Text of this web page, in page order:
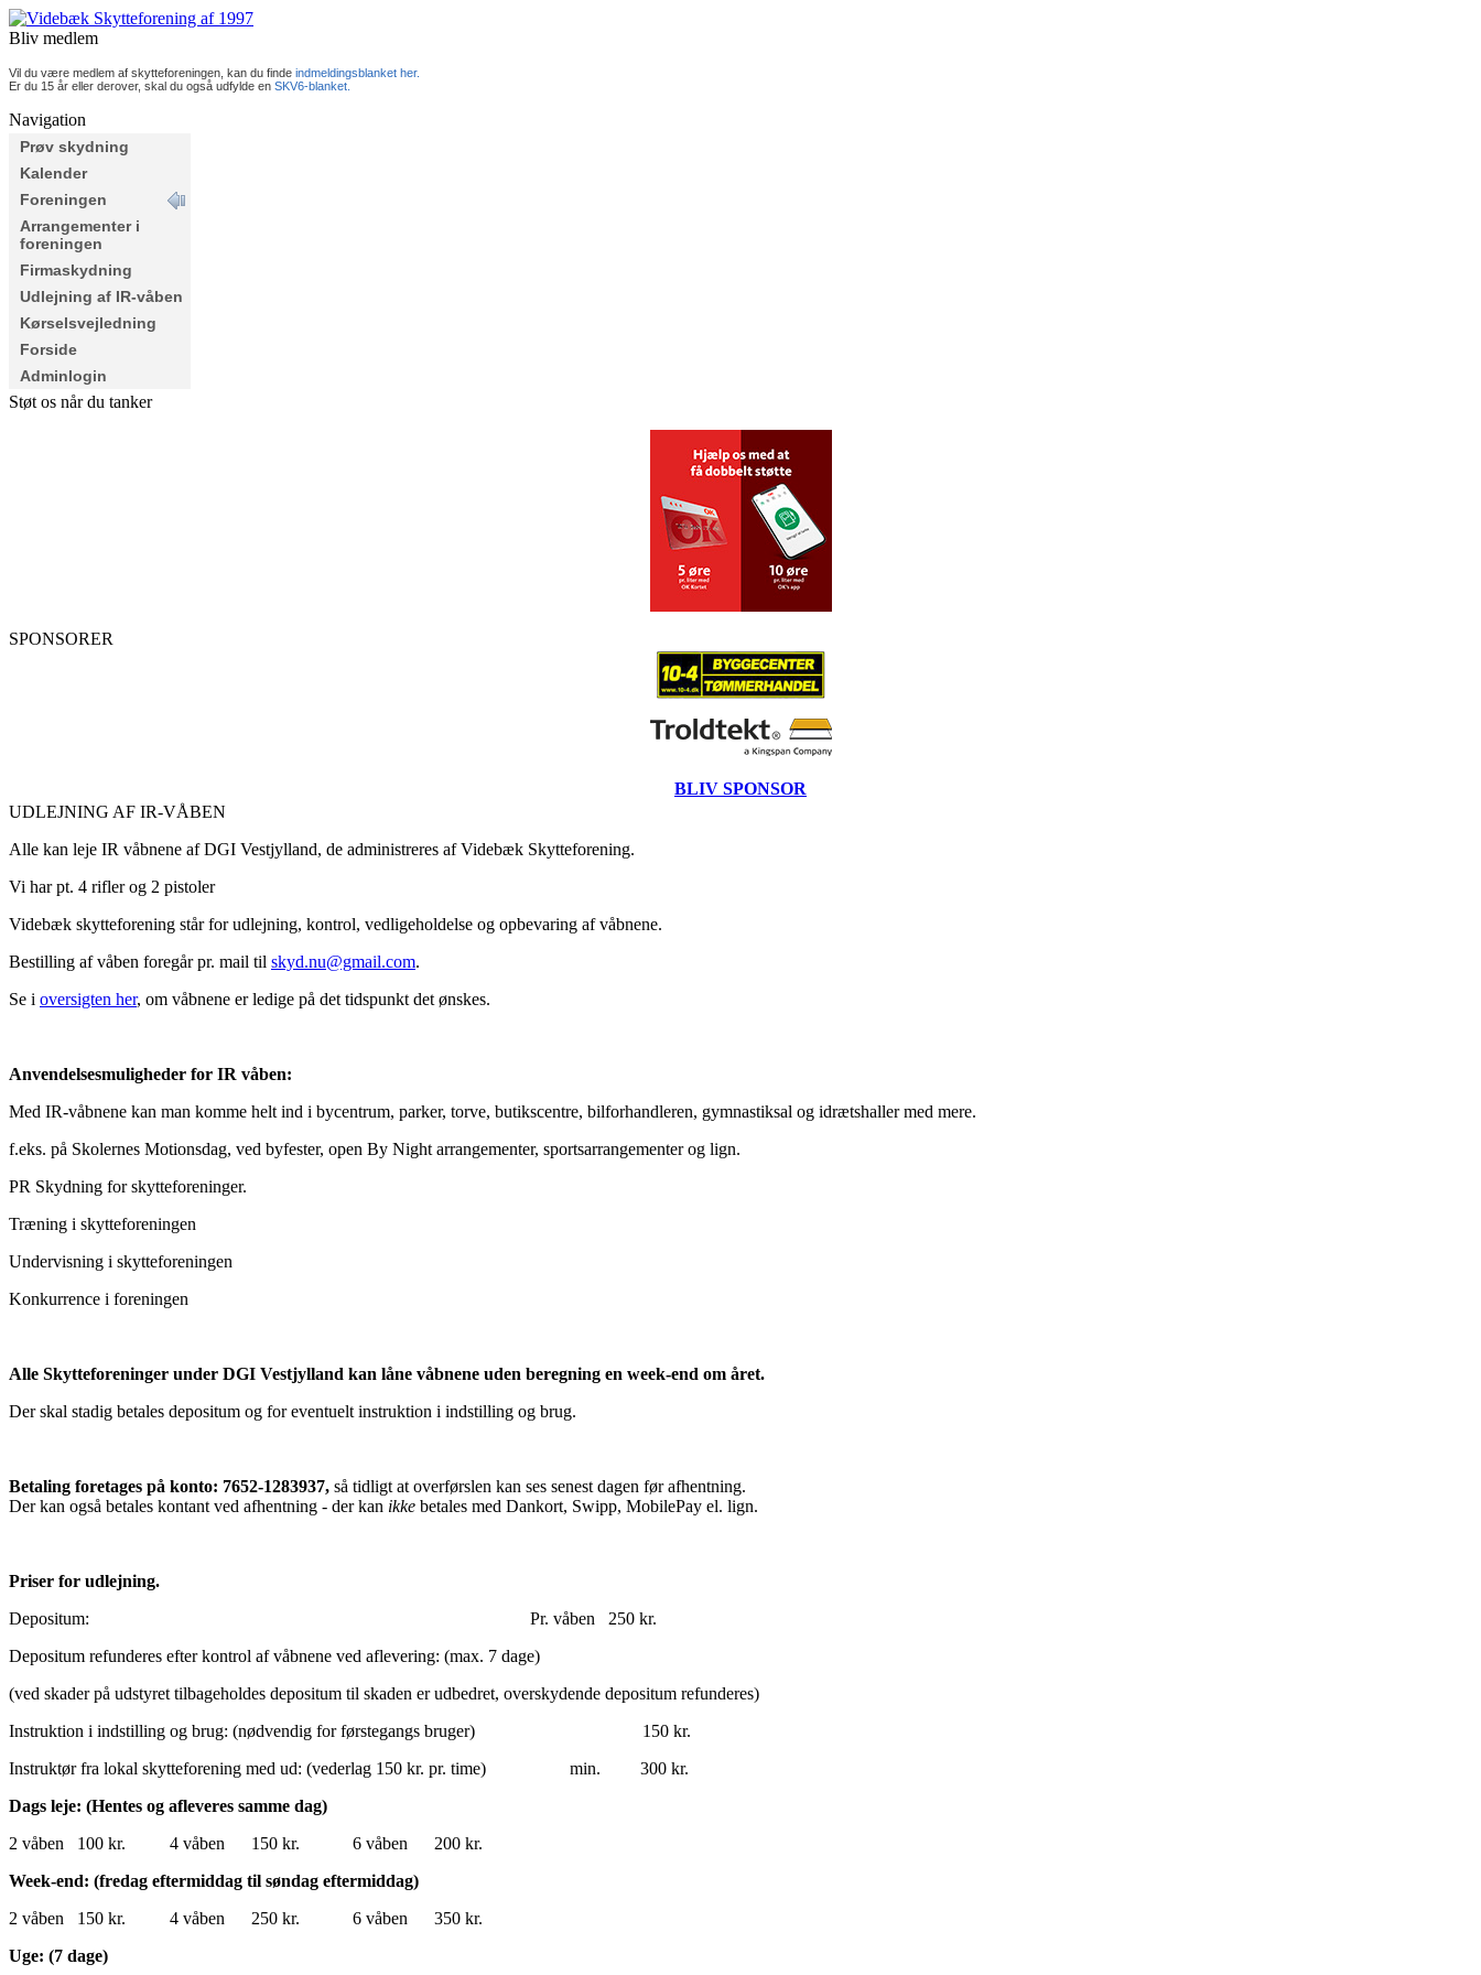
Bliv medlem
Vil du være medlem af skytteforeningen, kan du finde indmeldingsblanket her.
Er du 15 år eller derover, skal du også udfylde en SKV6-blanket.
Navigation
Prøv skydning
Kalender
Foreningen
Arrangementer i
foreningen
Firmaskydning
Udlejning af IR-våben
Kørselsvejledning
Forside
Adminlogin
Støt os når du tanker
SPONSORER
BLIV SPONSOR
UDLEJNING AF IR-VÅBEN
Alle kan leje IR våbnene af DGI Vestjylland, de administreres af Videbæk Skytteforening.
Vi har pt. 4 rifler og 2 pistoler
Videbæk skytteforening står for udlejning, kontrol, vedligeholdelse og opbevaring af våbnene.
Bestilling af våben foregår pr. mail til skyd.nu@gmail.com.
Se i oversigten her, om våbnene er ledige på det tidspunkt det ønskes.
Anvendelsesmuligheder for IR våben:
Med IR-våbnene kan man komme helt ind i bycentrum, parker, torve, butikscentre, bilforhandleren, gymnastiksal og idrætshaller med mere.
f.eks. på Skolernes Motionsdag, ved byfester, open By Night arrangementer, sportsarrangementer og lign.
PR Skydning for skytteforeninger.
Træning i skytteforeningen
Undervisning i skytteforeningen
Konkurrence i foreningen
Alle Skytteforeninger under DGI Vestjylland kan låne våbnene uden beregning en week-end om året.
Der skal stadig betales depositum og for eventuelt instruktion i indstilling og brug.
Betaling foretages på konto: 7652-1283937, så tidligt at overførslen kan ses senest dagen før afhentning.
Der kan også betales kontant ved afhentning - der kan ikke betales med Dankort, Swipp, MobilePay el. lign.
Priser for udlejning.
Depositum: Pr. våben 250 kr.
Depositum refunderes efter kontrol af våbnene ved aflevering: (max. 7 dage)
(ved skader på udstyret tilbageholdes depositum til skaden er udbedret, overskydende depositum refunderes)
Instruktion i indstilling og brug: (nødvendig for førstegangs bruger) 150 kr.
Instruktør fra lokal skytteforening med ud: (vederlag 150 kr. pr. time) min. 300 kr.
Dags leje: (Hentes og afleveres samme dag)
2 våben 100 kr. 4 våben 150 kr. 6 våben 200 kr.
Week-end: (fredag eftermiddag til søndag eftermiddag)
2 våben 150 kr. 4 våben 250 kr. 6 våben 350 kr.
Uge: (7 dage)